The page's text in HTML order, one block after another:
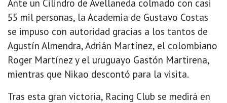
Ante un Cilindro de Avellaneda colmado con casi
55 mil personas, la Academia de Gustavo Costas
se impuso con autoridad gracias a los tantos de
Agustín Almendra, Adrián Martínez, el colombiano
Roger Martínez y el uruguayo Gastón Martirena,
mientras que Nikao descontó para la visita.
Tras esta gran victoria, Racing Club se medirá en